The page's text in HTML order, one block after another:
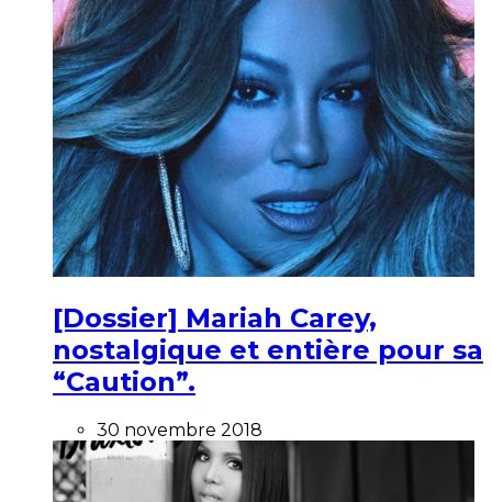
[Dossier] Mariah Carey,
nostalgique et entière pour sa
“Caution”.
30 novembre 2018